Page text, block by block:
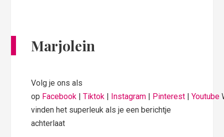
Marjolein
Volg je ons als
op Facebook |Tiktok | Instagram | Pinterest |Youtube
vinden het superleuk als je een berichtje
achterlaat